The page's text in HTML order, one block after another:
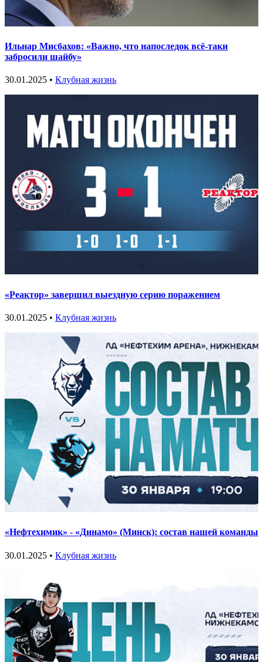
Ильнар Мисбахов: «Важно, что напоследок всё-таки
забросили шайбу»
30.01.2025 • Клубная жизнь
«Реактор» завершил выездную серию поражением
30.01.2025 • Клубная жизнь
«Нефтехимик» - «Динамо» (Минск): состав нашей команды
30.01.2025 • Клубная жизнь